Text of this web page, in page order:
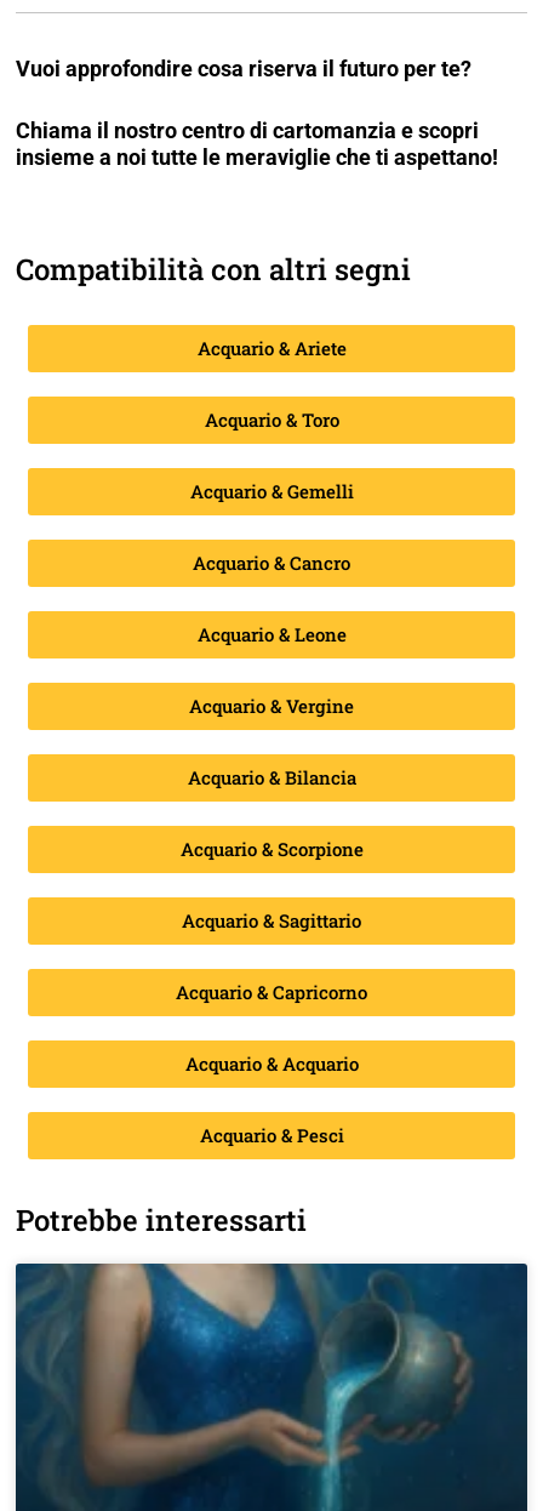
Vuoi approfondire cosa riserva il futuro per te?
Chiama il nostro centro di cartomanzia e scopri
insieme a noi tutte le meraviglie che ti aspettano!
Compatibilità con altri segni
Acquario & Ariete
Acquario & Toro
Acquario & Gemelli
Acquario & Cancro
Acquario & Leone
Acquario & Vergine
Acquario & Bilancia
Acquario & Scorpione
Acquario & Sagittario
Acquario & Capricorno
Acquario & Acquario
Acquario & Pesci
Potrebbe interessarti